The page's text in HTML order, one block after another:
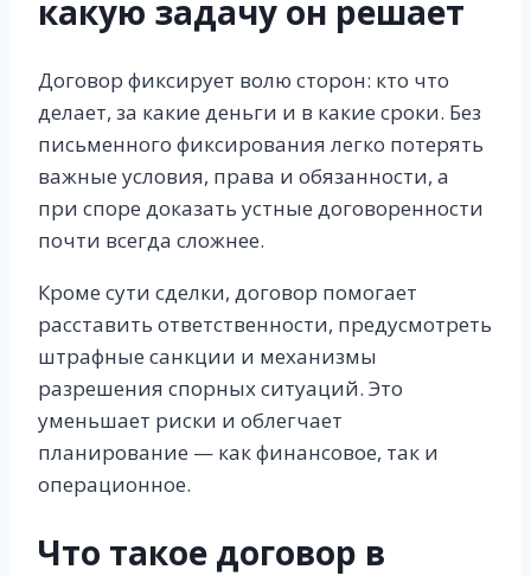
какую задачу он решает
Договор фиксирует волю сторон: кто что
делает, за какие деньги и в какие сроки. Без
письменного фиксирования легко потерять
важные условия, права и обязанности, а
при споре доказать устные договоренности
почти всегда сложнее.
Кроме сути сделки, договор помогает
расставить ответственности, предусмотреть
штрафные санкции и механизмы
разрешения спорных ситуаций. Это
уменьшает риски и облегчает
планирование — как финансовое, так и
операционное.
Что такое договор в